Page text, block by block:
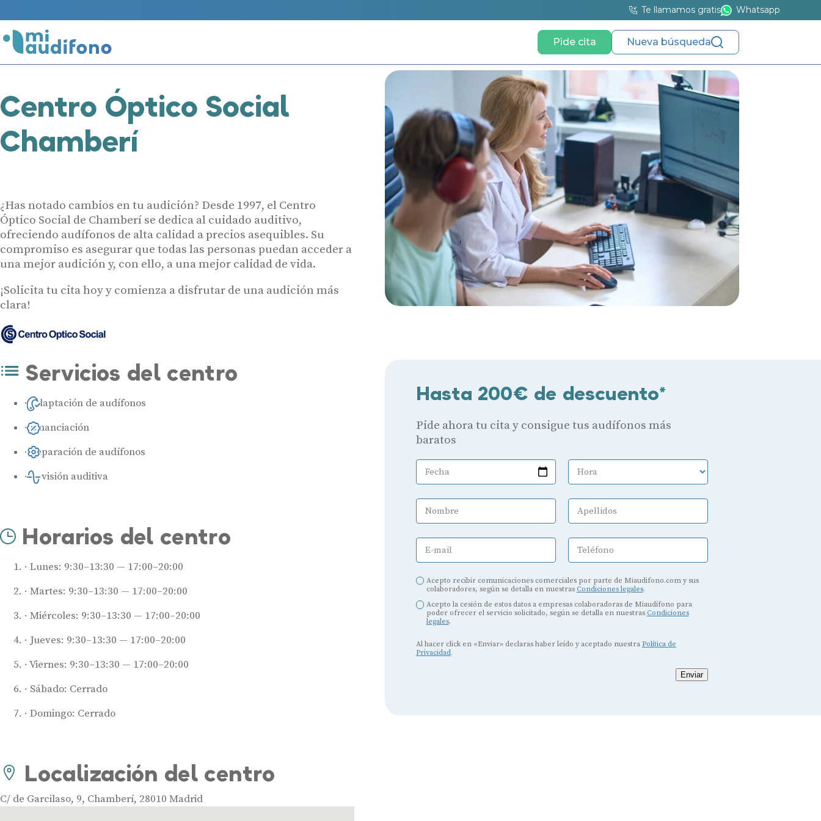
Te llamamos gratis Whatsapp
Pide cita Nueva búsqueda
Centro Óptico Social
Chamberí
¿Has notado cambios en tu audición? Desde 1997, el Centro
Óptico Social de Chamberí se dedica al cuidado auditivo,
ofreciendo audífonos de alta calidad a precios asequibles. Su
compromiso es asegurar que todas las personas puedan acceder a
una mejor audición y, con ello, a una mejor calidad de vida.
¡Solicita tu cita hoy y comienza a disfrutar de una audición más
clara!
Hasta 200€ de descuento*
Pide ahora tu cita y consigue tus audífonos más
baratos
Fecha Hora
Nombre Apellidos
E-mail Teléfono
Acepto recibir comunicaciones comerciales por parte de Miaudifono.com y sus
colaboradores, según se detalla en nuestras Condiciones legales.
Acepto la cesión de estos datos a empresas colaboradoras de Miaudífono para
poder ofrecer el servicio solicitado, según se detalla en nuestras Condiciones
legales.
Al hacer click en «Enviar» declaras haber leído y aceptado nuestra Política de
Privacidad.
Enviar
Servicios del centro
Adaptación de audífonos
Financiación
Reparación de audífonos
Revisión auditiva
Horarios del centro
Lunes: 9:30–13:30 — 17:00–20:00
Martes: 9:30–13:30 — 17:00–20:00
Miércoles: 9:30–13:30 — 17:00–20:00
Jueves: 9:30–13:30 — 17:00–20:00
Viernes: 9:30–13:30 — 17:00–20:00
Sábado: Cerrado
Domingo: Cerrado
Localización del centro
C/ de Garcilaso, 9, Chamberí, 28010 Madrid
Audífonos
Mejores marcas de audífonos